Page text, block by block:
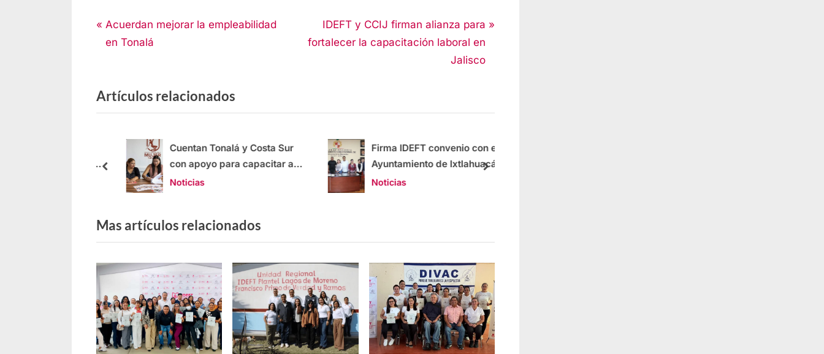
Noticias
Acuerdan mejorar la empleabilidad
en Tonalá
IDEFT y CCIJ firman alianza para
fortalecer la capacitación laboral en
Jalisco
Artículos relacionados
Cuentan Tonalá y Costa Sur
con apoyo para capacitar a
trabajadores
Noticias
Firma IDEFT convenio con el
Ayuntamiento de Ixtlahuacán
de los Membrillos
Noticias
Mas artículos relacionados